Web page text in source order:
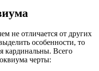
не отличается от других
особенности, то
кардинальны. Всего
черты: